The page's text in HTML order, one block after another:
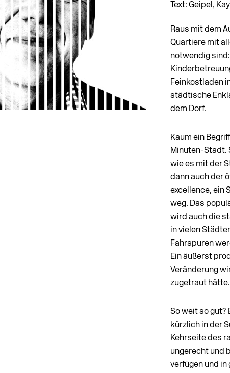
Text: Geipel,
Raus mit dem
Quartiere mit
notwendig
Feinkostladen
städtische
dem Dorf.
Kaum ein
Minuten-Stadt.
wie es mit der
dann auch der
excellence, ein
weg. Das
wird auch die
in vielen
Fahrspuren
Ein äußerst
Veränderung
zugetraut hätte.
So weit so gut?
kürzlich in der
Kehrseite des
ungerecht und
verfügen und